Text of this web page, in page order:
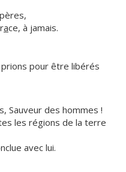
ace, à jamais.
pour être libérés
Sauveur des hommes !
les régions de la terre
avec lui.